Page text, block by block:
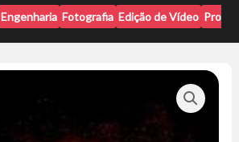
q
u
i
a
Engenharia Fotografia Edição de Vídeo